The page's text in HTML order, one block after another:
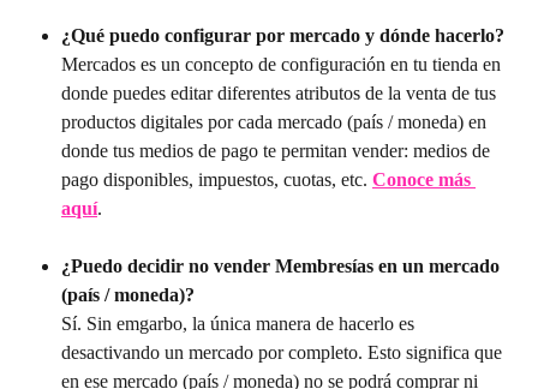
¿Qué puedo configurar por mercado y dónde hacerlo?
Mercados es un concepto de configuración en tu tienda en
donde puedes editar diferentes atributos de la venta de tus
productos digitales por cada mercado (país / moneda) en
donde tus medios de pago te permitan vender: medios de
pago disponibles, impuestos, cuotas, etc. Conoce más
aquí.
¿Puedo decidir no vender Membresías en un mercado
(país / moneda)?
Sí. Sin emgarbo, la única manera de hacerlo es
desactivando un mercado por completo. Esto significa que
en ese mercado (país / moneda) no se podrá comprar ni